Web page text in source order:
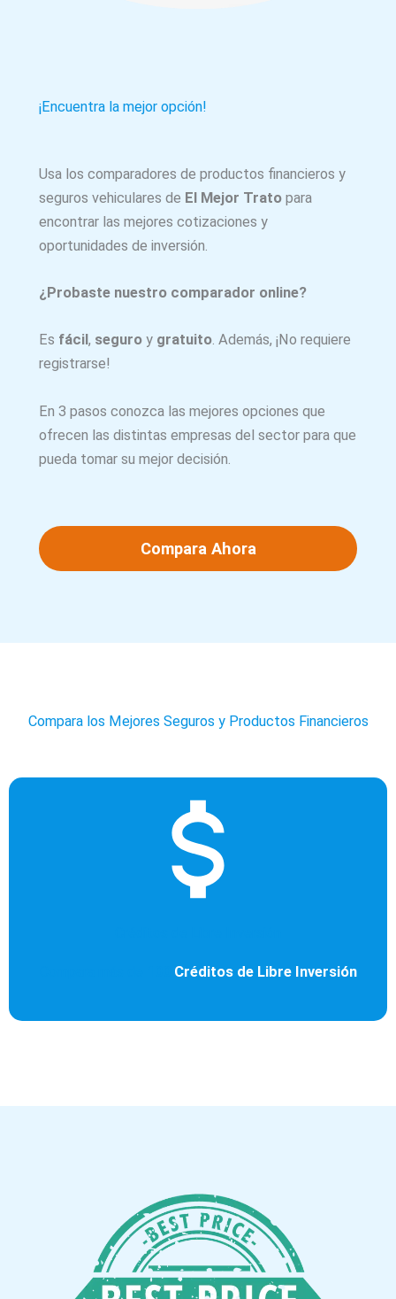
¡Encuentra la mejor opción!
Usa los comparadores de productos financieros y
seguros vehiculares de El Mejor Trato para
encontrar las mejores cotizaciones y
oportunidades de inversión.
¿Probaste nuestro comparador online?
Es fácil, seguro y gratuito. Además, ¡No requiere
registrarse!
En 3 pasos conozca las mejores opciones que
ofrecen las distintas empresas del sector para que
pueda tomar su mejor decisión.
Compara Ahora
Compara los Mejores Seguros y Productos Financieros
Créditos de Libre Inversión